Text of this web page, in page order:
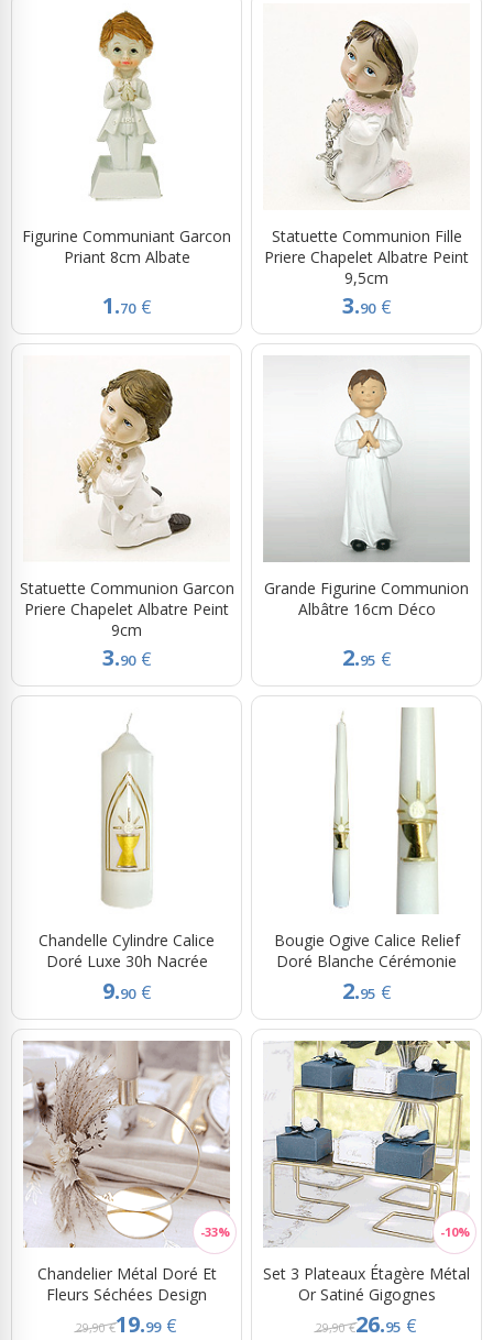
Figurine Communiant Garcon
Priant 8cm Albate
1.70 €
Statuette Communion Fille
Priere Chapelet Albatre Peint
9,5cm
3.90 €
Statuette Communion Garcon
Priere Chapelet Albatre Peint
9cm
3.90 €
Grande Figurine Communion
Albâtre 16cm Déco
2.95 €
Chandelle Cylindre Calice
Doré Luxe 30h Nacrée
9.90 €
Bougie Ogive Calice Relief
Doré Blanche Cérémonie
2.95 €
Chandelier Métal Doré Et
Fleurs Séchées Design
29,90 €19.99 €
Set 3 Plateaux Étagère Métal
Or Satiné Gigognes
29,90 €26.95 €